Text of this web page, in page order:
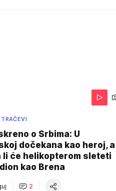
o Srbima: U
dočekana kao heroj, a
li će helikopterom sleteti
kao Brena
2